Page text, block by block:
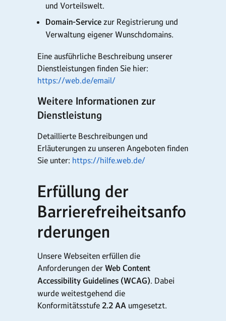
und Vorteilswelt.
Domain-Service zur Registrierung und
Verwaltung eigener Wunschdomains.
Eine ausführliche Beschreibung unserer
Dienstleistungen finden Sie hier:
https://web.de/email/
Weitere Informationen zur
Dienstleistung
Detaillierte Beschreibungen und
Erläuterungen zu unseren Angeboten finden
Sie unter: https://hilfe.web.de/
Erfüllung der
Barrierefreiheitsanfo
rderungen
Unsere Webseiten erfüllen die
Anforderungen der Web Content
Accessibility Guidelines (WCAG). Dabei
wurde weitestgehend die
Konformitätsstufe 2.2 AA umgesetzt.